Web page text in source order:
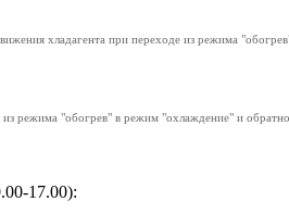
хладагента при переходе из режима
из режима "обогрев" в режим "охлаждение" и
17.00):